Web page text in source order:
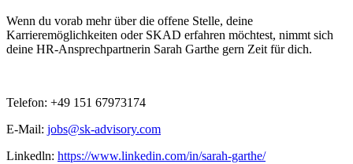
Wenn du vorab mehr über die offene Stelle, deine
Karrieremöglichkeiten oder SKAD erfahren möchtest, nimmt sich
deine HR-Ansprechpartnerin Sarah Garthe gern Zeit für dich.
Telefon: +49 151 67973174
E-Mail: jobs@sk-advisory.com
Linkedln: https://www.linkedin.com/in/sarah-garthe/